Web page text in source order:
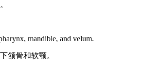
mandible, and velum.
颔骨和软颚。